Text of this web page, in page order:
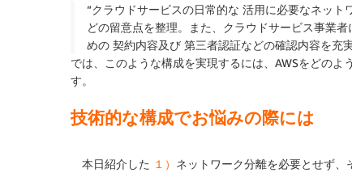
“クラウドサービスの日常的な 活用に必要なネット
どの留意点を整理。また、クラウドサービス事業
めの 契約内容及び 第三者認証などの確認内容を充
では、このような構成を実現するには、AWSをどの
す。
技術的な構成でお悩みの際には
本日紹介した １） ネットワーク分離を必要とせず、